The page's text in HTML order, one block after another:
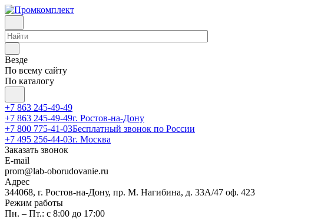
Везде
По всему сайту
По каталогу
+7 863 245-49-49
+7 863 245-49-49г. Ростов-на-Дону
+7 800 775-41-03Бесплатный звонок по России
+7 495 256-44-03г. Москва
Заказать звонок
E-mail
prom@lab-oborudovanie.ru
Адрес
344068, г. Ростов-на-Дону, пр. М. Нагибина, д. 33А/47 оф. 423
Режим работы
Пн. – Пт.: с 8:00 до 17:00